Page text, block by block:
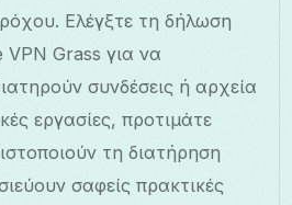
Ελέγξτε τη δήλωση
Grass για να
συνδέσεις ή αρχεία
εργασίες, προτιμάτε
τη διατήρηση
σαφείς πρακτικές